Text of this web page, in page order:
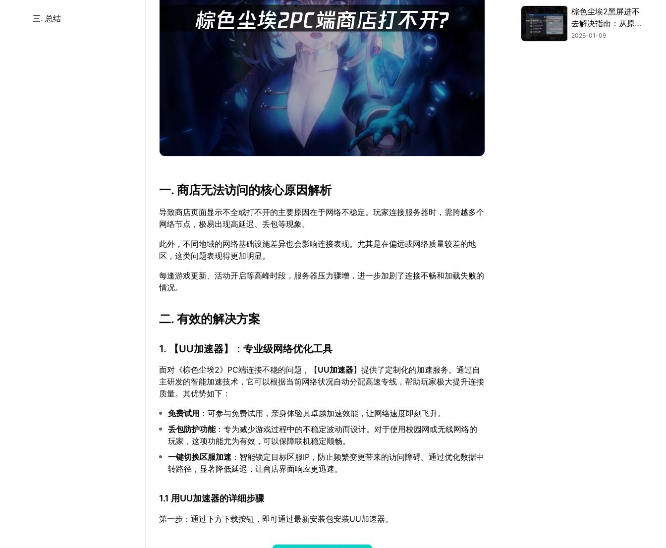
三. 总结
一. 商店无法访问的核心原因解析
导致商店页面显示不全或打不开的主要原因在于网络不稳定。玩家连接服务器时，需跨越多个
网络节点，极易出现高延迟、丢包等现象。
此外，不同地域的网络基础设施差异也会影响连接表现。尤其是在偏远或网络质量较差的地
区，这类问题表现得更加明显。
每逢游戏更新、活动开启等高峰时段，服务器压力骤增，进一步加剧了连接不畅和加载失败的
情况。
二. 有效的解决方案
1. 【UU加速器】：专业级网络优化工具
面对《棕色尘埃2》PC端连接不稳的问题，【UU加速器】提供了定制化的加速服务。通过自
主研发的智能加速技术，它可以根据当前网络状况自动分配高速专线，帮助玩家极大提升连接
质量。其优势如下：
免费试用 ：可参与免费试用，亲身体验其卓越加速效能，让网络速度即刻飞升。
丢包防护功能：专为减少游戏过程中的不稳定波动而设计。对于使用校园网或无线网络的
玩家，这项功能尤为有效，可以保障联机稳定顺畅。
一键切换区服加速 ：智能锁定目标区服IP，防止频繁变更带来的访问障碍。通过优化数据中
转路径，显著降低延迟，让商店界面响应更迅速。
1.1 用UU加速器的详细步骤
第一步：通过下方下载按钮，即可通过最新安装包安装UU加速器。
棕色尘埃2黑屏进不
去解决指南：从原因
分析到高效修复！
2026-01-09